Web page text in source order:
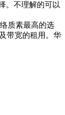
。不理解的可以
质素最高的选
带宽的租用。华